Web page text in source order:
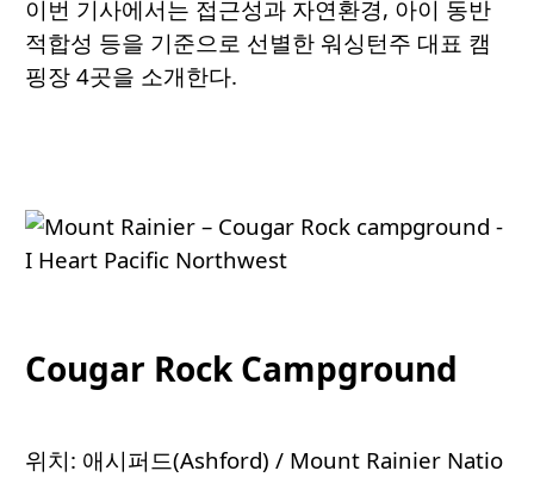
이번 기사에서는 접근성과 자연환경, 아이 동반
적합성 등을 기준으로 선별한 워싱턴주 대표 캠
핑장 4곳을 소개한다.
Cougar Rock Campground
위치: 애시퍼드(Ashford) / Mount Rainier Natio